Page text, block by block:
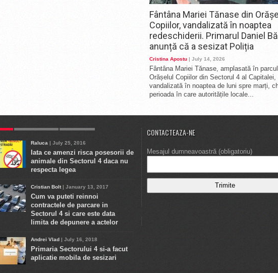
Fântâna Mariei Tănase din
Copiilor, vandalizată în noaptea
redeschiderii. Primarul Daniel
anunță că a sesizat Poliția
Cristina Apostu | July 14, 2026
Fântâna Mariei Tănase, amplasată în parcul
Orășelul Copiilor din Sectorul 4 al
vandalizată în noaptea de luni spre marți,
perioada în care autoritățile locale...
Raluca | July 25, 2016
Iata ce amenzi risca posesorii de
animale din Sectorul 4 daca nu
respecta legea
Cristian Bolt| January 13, 2017
Cum va puteti reinnoi
contractele de parcare in
Sectorul 4 si care este data
limita de depunere a actelor
Andrei Vlad | July 16, 2018
Primaria Sectorului 4 si-a facut
aplicatie mobila de sesizari
CONTACTEAZA-NE
Mesajul dumneavoastră (obligatoriu)